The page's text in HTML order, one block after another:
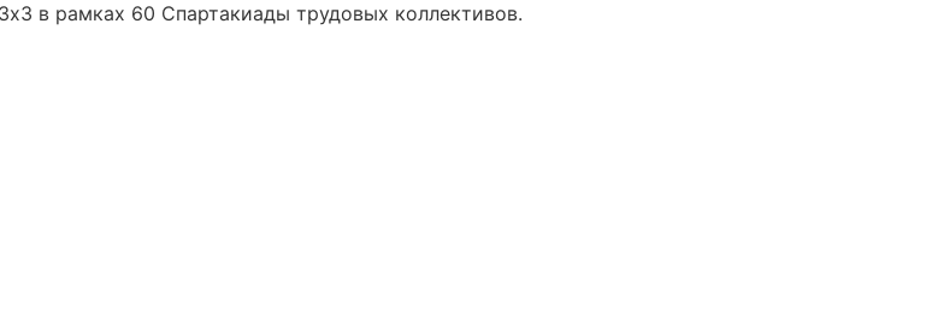
в рамках 60 Спартакиады трудовых коллективов.